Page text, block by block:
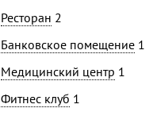
Ресторан 2
Банковское помещение 1
Медицинский центр 1
Фитнес клуб 1